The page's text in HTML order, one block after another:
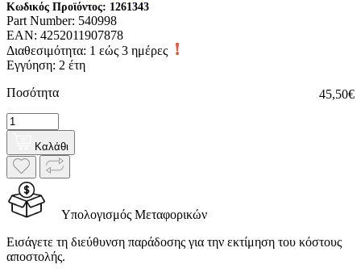
Κωδικός Προϊόντος: 1261343
Part Number: 540998
EAN: 4252011907878
Διαθεσιμότητα: 1 εώς 3 ημέρες
Εγγύηση: 2 έτη
45,50€
Ποσότητα
Καλάθι
Υπολογισμός Μεταφορικών
Εισάγετε τη διεύθυνση παράδοσης για την εκτίμηση του κόστους
αποστολής.